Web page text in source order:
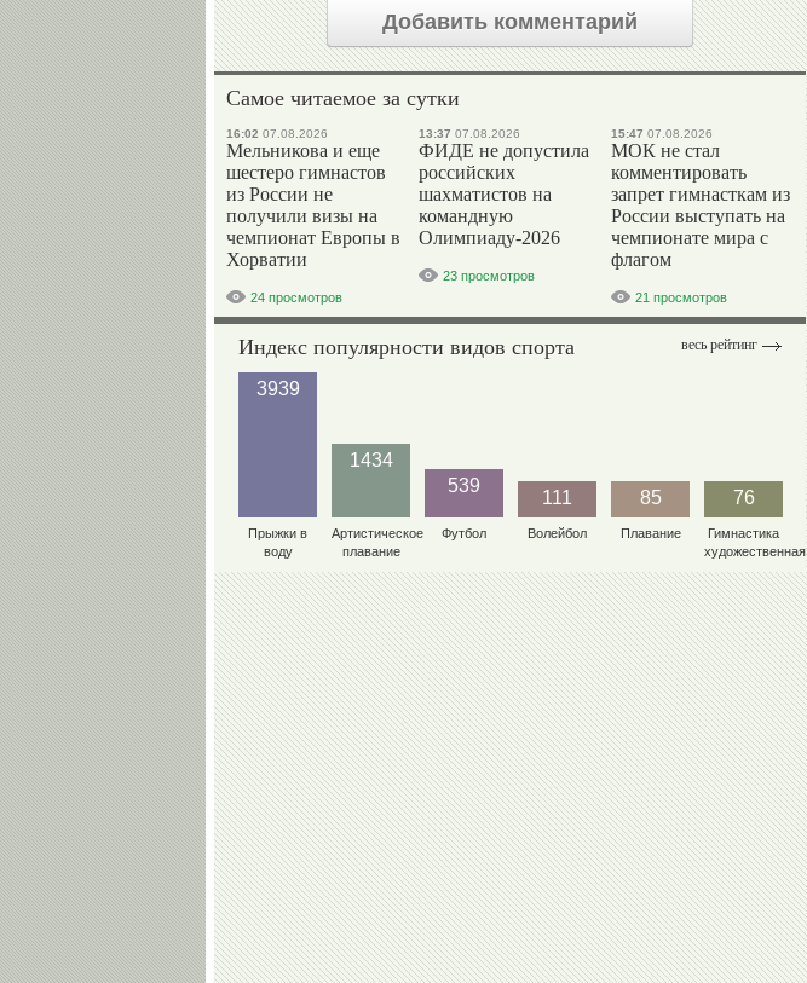
Добавить комментарий
Самое читаемое за сутки
16:02 07.08.2026
Мельникова и еще
шестеро гимнастов
из России не
получили визы на
чемпионат Европы в
Хорватии
24 просмотров
13:37 07.08.2026
ФИДЕ не допустила
российских
шахматистов на
командную
Олимпиаду-2026
23 просмотров
15:47 07.08.2026
МОК не стал
комментировать
запрет гимнасткам из
России выступать на
чемпионате мира с
флагом
21 просмотров
весь рейтинг
Индекс популярности видов спорта
3939
Прыжки в
воду
1434
Артистическое
плавание
539
Футбол
111
Волейбол
85
Плавание
76
Гимнастика
художественная